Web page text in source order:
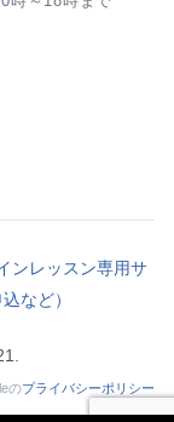
ンレッスン専用サ
など）
のプライバシーポリシー